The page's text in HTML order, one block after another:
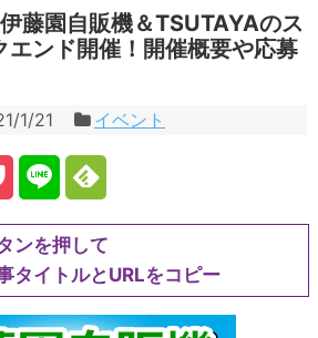
伊藤園自販機＆TSUTAYAのス
エンド開催！開催概要や応募
1/21 イベント
ンを押して
タイトルとURLをコピー